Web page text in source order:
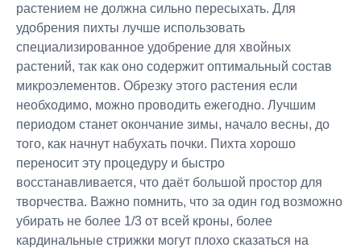
растением не должна сильно пересыхать. Для
удобрения пихты лучше использовать
специализированное удобрение для хвойных
растений, так как оно содержит оптимальный состав
микроэлементов. Обрезку этого растения если
необходимо, можно проводить ежегодно. Лучшим
периодом станет окончание зимы, начало весны, до
того, как начнут набухать почки. Пихта хорошо
переносит эту процедуру и быстро
восстанавливается, что даёт большой простор для
творчества. Важно помнить, что за один год возможно
убирать не более 1/3 от всей кроны, более
кардинальные стрижки могут плохо сказаться на